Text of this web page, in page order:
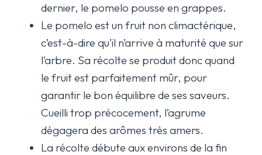
dernier, le pomelo pousse en grappes.
Le pomelo est un fruit non climactérique,
c’est-à-dire qu’il n’arrive à maturité que sur
l’arbre. Sa récolte se produit donc quand
le fruit est parfaitement mûr, pour
garantir le bon équilibre de ses saveurs.
Cueilli trop précocement, l’agrume
dégagera des arômes très amers.
La récolte débute aux environs de la fin